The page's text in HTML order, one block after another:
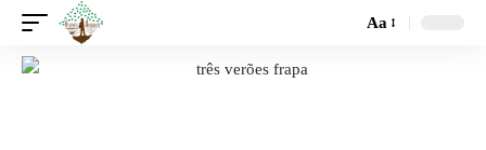
Aa